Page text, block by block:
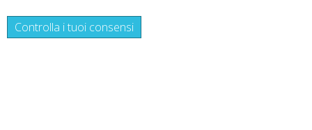
Controlla i tuoi consensi